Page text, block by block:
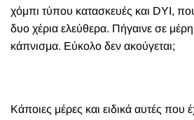
χόμπι τύπου κατασκευές και DYI,
δυο χέρια ελεύθερα. Πήγαινε σε
κάπνισμα. Εύκολο δεν ακούγεται;
Κάποιες μέρες και ειδικά αυτές που